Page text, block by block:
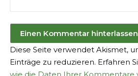
Diese Seite verwendet Akismet,
Einträge zu reduzieren. Erfahren
wie die Daten Ihrer Kommentare